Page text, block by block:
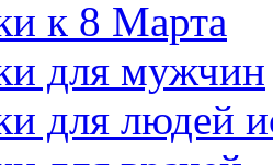
к 8 Марта
для мужчин
для людей